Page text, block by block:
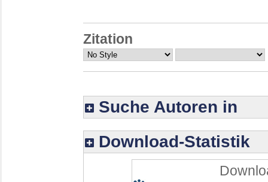
Zitation
Suche Autoren in
Download-Statistik